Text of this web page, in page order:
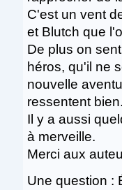
C'est un vent
et Blutch que
De plus on
héros, qu'il ne
nouvelle
ressentent
Il y a aussi
à merveille.
Merci aux
Une question :